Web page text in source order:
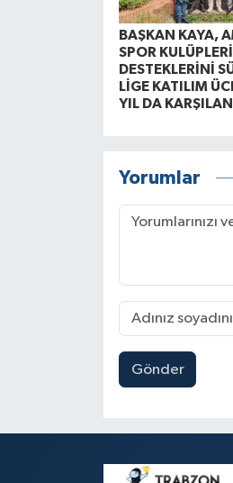
BAŞKAN KAYA,
SPOR
DESTEKLERİNİ
LİGE KATILIM
YIL DA
Yorumlar
Gönder